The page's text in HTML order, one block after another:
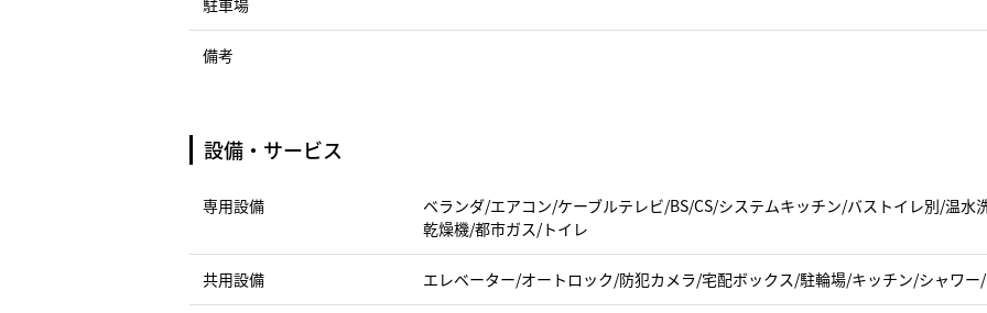
駐車場
備考
設備・サービス
専用設備
ベランダ/エアコン/ケーブルテレビ/BS/CS/システムキッチン/バストイレ別/温
乾燥機/都市ガス/トイレ
共用設備 エレベーター/オートロック/防犯カメラ/宅配ボックス/駐輪場/キッチン/シャワー